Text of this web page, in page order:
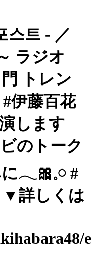
스트 - ／
ラジオ
トレン
#伊藤百花
します
のトーク
𓂃🎀𓈒𓏸 #
▼詳しくは